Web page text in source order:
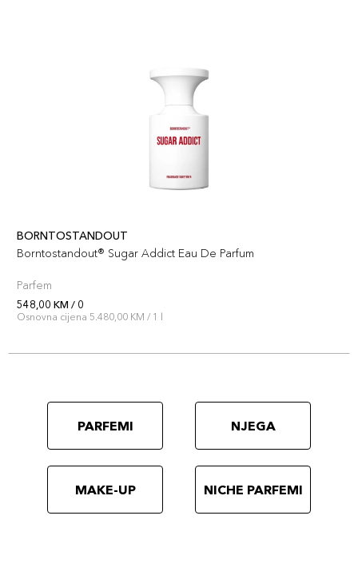
BORNTOSTANDOUT
Borntostandout® Sugar Addict Eau De Parfum
Parfem
548,00 KM / 0
Osnovna cijena 5.480,00 KM / 1 l
PARFEMI NJEGA
MAKE-UP NICHE PARFEMI